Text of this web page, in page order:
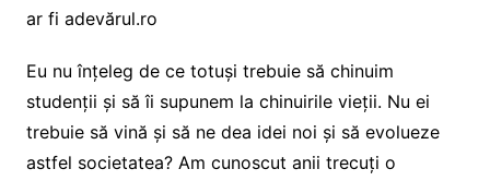
ar fi adevărul.ro
Eu nu înțeleg de ce totuși trebuie să chinuim
studenții și să îi supunem la chinuirile vieții. Nu ei
trebuie să vină și să ne dea idei noi și să evolueze
astfel societatea? Am cunoscut anii trecuți o